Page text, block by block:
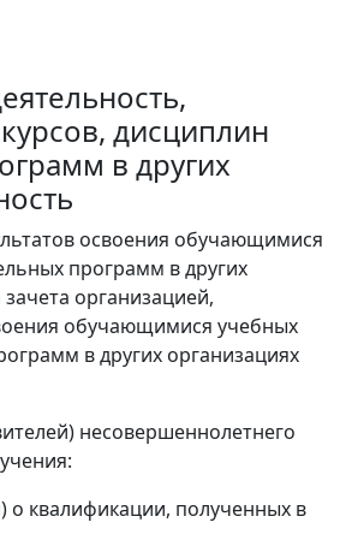
дисциплин
в других
освоения обучающимися
программ в других
организацией,
обучающимися учебных
в других организациях
несовершеннолетнего
о квалификации, полученных в